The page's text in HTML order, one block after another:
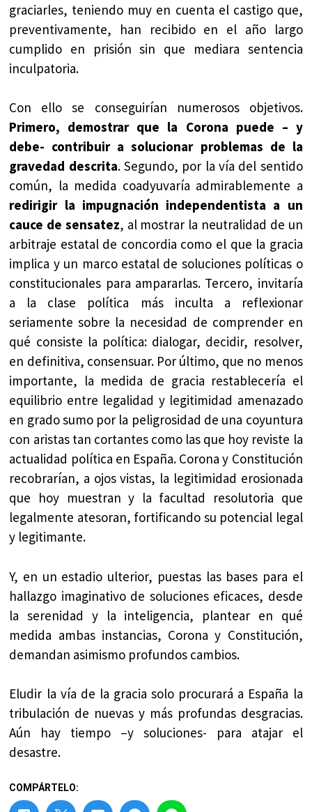
graciarles, teniendo muy en cuenta el castigo que,
preventivamente, han recibido en el año largo
cumplido en prisión sin que mediara sentencia
inculpatoria.
Con ello se conseguirían numerosos objetivos.
Primero, demostrar que la Corona puede – y
debe- contribuir a solucionar problemas de la
gravedad descrita. Segundo, por la vía del sentido
común, la medida coadyuvaría admirablemente a
redirigir la impugnación independentista a un
cauce de sensatez, al mostrar la neutralidad de un
arbitraje estatal de concordia como el que la gracia
implica y un marco estatal de soluciones políticas o
constitucionales para ampararlas. Tercero, invitaría
a la clase política más inculta a reflexionar
seriamente sobre la necesidad de comprender en
qué consiste la política: dialogar, decidir, resolver,
en definitiva, consensuar. Por último, que no menos
importante, la medida de gracia restablecería el
equilibrio entre legalidad y legitimidad amenazado
en grado sumo por la peligrosidad de una coyuntura
con aristas tan cortantes como las que hoy reviste la
actualidad política en España. Corona y Constitución
recobrarían, a ojos vistas, la legitimidad erosionada
que hoy muestran y la facultad resolutoria que
legalmente atesoran, fortificando su potencial legal
y legitimante.
Y, en un estadio ulterior, puestas las bases para el
hallazgo imaginativo de soluciones eficaces, desde
la serenidad y la inteligencia, plantear en qué
medida ambas instancias, Corona y Constitución,
demandan asimismo profundos cambios.
Eludir la vía de la gracia solo procurará a España la
tribulación de nuevas y más profundas desgracias.
Aún hay tiempo –y soluciones- para atajar el
desastre.
COMPÁRTELO: